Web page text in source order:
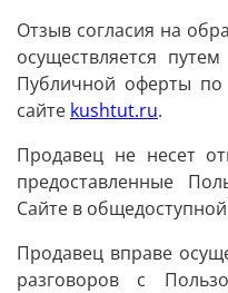
Отзыв согласия на
осуществляется
Публичной оферты по
сайте kushtut.ru.
Продавец не несет
предоставленные
Сайте в
Продавец вправе
разговоров с